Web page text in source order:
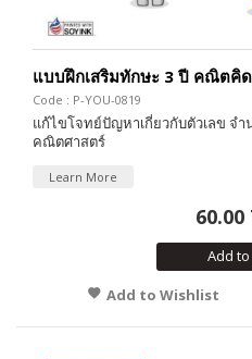
แบบฝึกเสริมทักษะ 3 ปี คณิตคิ
Code : P-YOU-0819
แก้ไขโจทย์ปัญหาเกี่ยวกับตัวเลข จ
คณิตศาสตร์
Learn More
60.00
Add
Add to Wishlist